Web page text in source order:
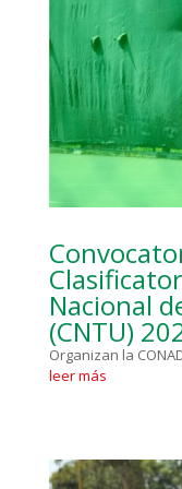
Nacional
(CNTU)
Organizan la
leer más